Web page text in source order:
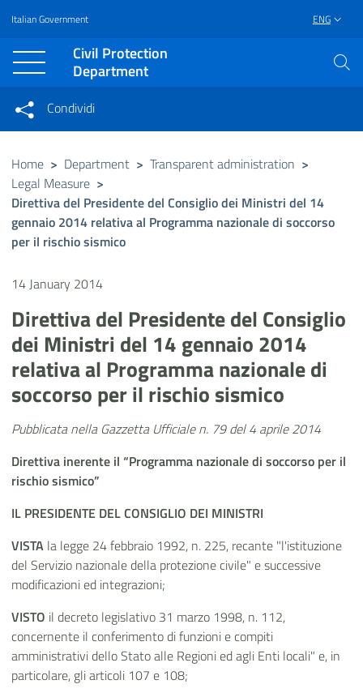
Vai al contenuto principale
Raggiungi il piè di pagina
Italian Government ENG
Civil Protection
Department
Condividi su Facebook
Condividi su Twitter
Condividi
Condividi sui social network
Home > Department > Transparent administration >
Legal Measure >
Direttiva del Presidente del Consiglio dei Ministri del 14
gennaio 2014 relativa al Programma nazionale di soccorso
per il rischio sismico
14 January 2014
Direttiva del Presidente del Consiglio
dei Ministri del 14 gennaio 2014
relativa al Programma nazionale di
soccorso per il rischio sismico
Pubblicata nella Gazzetta Ufficiale n. 79 del 4 aprile 2014
Direttiva inerente il “Programma nazionale di soccorso per il
rischio sismico”
IL PRESIDENTE DEL CONSIGLIO DEI MINISTRI
VISTA la legge 24 febbraio 1992, n. 225, recante "l'istituzione
del Servizio nazionale della protezione civile" e successive
modificazioni ed integrazioni;
VISTO il decreto legislativo 31 marzo 1998, n. 112,
concernente il conferimento di funzioni e compiti
amministrativi dello Stato alle Regioni ed agli Enti locali" e, in
particolare, gli articoli 107 e 108;